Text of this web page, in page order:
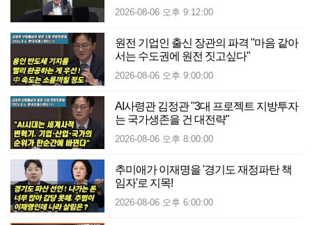
2026-08-06 오후 9:12:00
원전 기업인 출신 장관의 파격 "마음 같아
서는 수도권에 원전 짓고싶다"
2026-08-06 오후 9:00:00
AI사령관 김정관 "3대 프로젝트 지방투자
는 국가생존을 건 대전략"
2026-08-06 오후 8:00:00
추미애가 이재명을 '경기도 재정파탄 책
임자'로 지목!
2026-08-06 오후 6:00:00